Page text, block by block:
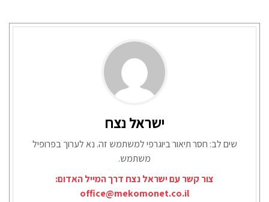
ישראל נצח
שים לב: חסר תיאור ביוגרפי למשתמש זה. נא לערוך בפרופיל
משתמש.
צור קשר עם ישראל נצח דרך המייל האדום:
office@mekomonet.co.il